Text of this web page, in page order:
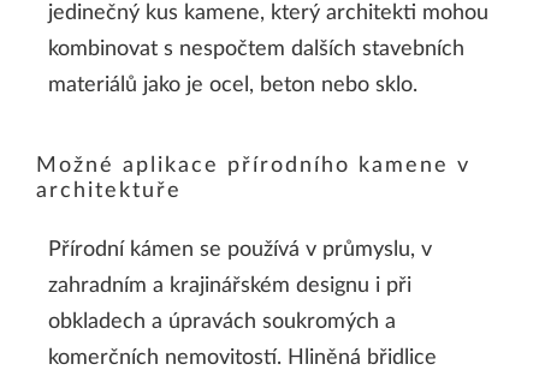
jedinečný kus kamene, který architekti mohou
kombinovat s nespočtem dalších stavebních
materiálů jako je ocel, beton nebo sklo.
Možné aplikace přírodního kamene v
architektuře
Přírodní kámen se používá v průmyslu, v
zahradním a krajinářském designu i při
obkladech a úpravách soukromých a
komerčních nemovitostí. Hliněná břidlice